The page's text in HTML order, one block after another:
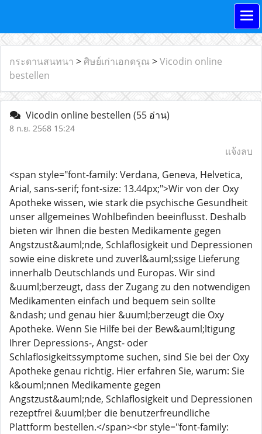
กระดานสนทนา > ศิษย์เก่าเอกดรุณ >Vicodin online
bestellen
Vicodin online bestellen (55 อ่าน)
8 ก.ย. 2568 15:24
แจ้งลบ
<span style="font-family: Verdana, Geneva, Helvetica,
Arial, sans-serif; font-size: 13.44px;">Wir von der Oxy
Apotheke wissen, wie stark die psychische Gesundheit
unser allgemeines Wohlbefinden beeinflusst. Deshalb
bieten wir Ihnen die besten Medikamente gegen
Angstzust&auml;nde, Schlaflosigkeit und Depressionen
sowie eine diskrete und zuverl&auml;ssige Lieferung
innerhalb Deutschlands und Europas. Wir sind
&uuml;berzeugt, dass der Zugang zu den notwendigen
Medikamenten einfach und bequem sein sollte
&ndash; und genau hier &uuml;berzeugt die Oxy
Apotheke. Wenn Sie Hilfe bei der Bew&auml;ltigung
Ihrer Depressions-, Angst- oder
Schlaflosigkeitssymptome suchen, sind Sie bei der Oxy
Apotheke genau richtig. Hier erfahren Sie, warum: Sie
k&ouml;nnen Medikamente gegen
Angstzust&auml;nde, Schlaflosigkeit und Depressionen
rezeptfrei &uuml;ber die benutzerfreundliche
Plattform bestellen.</span><br style="font-family: